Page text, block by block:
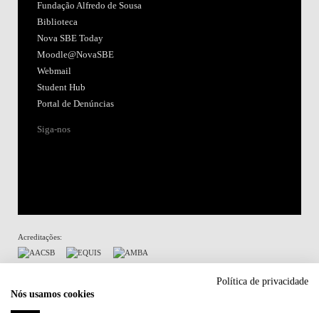
Fundação Alfredo de Sousa
Biblioteca
Nova SBE Today
Moodle@NovaSBE
Webmail
Student Hub
Portal de Denúncias
Siga-nos
Acreditações:
Participa em:
Política de privacidade
Nós usamos cookies